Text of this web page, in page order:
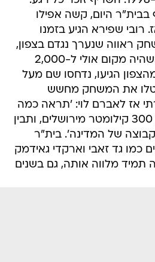
היום, קשה אפילו
שפירא הגיע בזמנו
ראווה שנערך נגדם בצפון,
אני חושב שבטבריה, כשהיה מקום אולי ל-2,000
הגיעו, נדחסו שם מעל
ביטלו את המשחק מחשש
אז לאברם לוי: 'תראה כמה
אוהדים במשחק אימון 300 קילומטר מירושלים, ותבין
של המדינה'. בית"ר
כמו גד זאבי וארקדי גאידמק
תמיד מלווה אותה, גם בשנים